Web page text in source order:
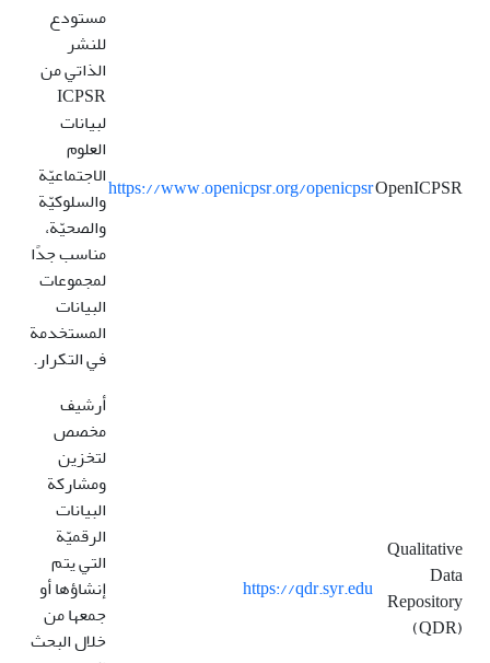
OpenICPSR
https://www.openicpsr.org/openicpsr
مستودع
للنشر
الذاتي من
ICPSR
لبيانات
العلوم
الاجتماعيّة
والسلوكيّة
والصحيّة،
مناسب جدًا
لمجموعات
البيانات
المستخدمة
في التكرار.
Qualitative
Data
Repository
(QDR)
https://qdr.syr.edu
أرشيف
مخصص
لتخزين
ومشاركة
البيانات
الرقميّة
التي يتم
إنشاؤها أو
جمعها من
خلال البحث